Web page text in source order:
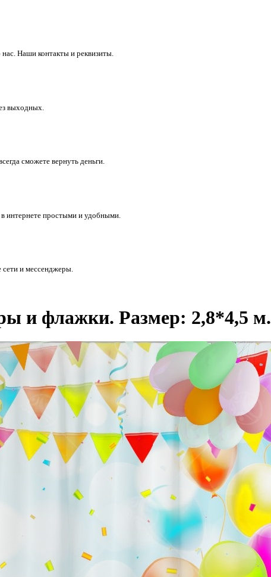
Наши контакты и реквизиты.
выходных.
сможете вернуть деньги.
интернете простыми и удобными.
и мессенджеры.
и флажки. Размер: 2,8*4,5 м.